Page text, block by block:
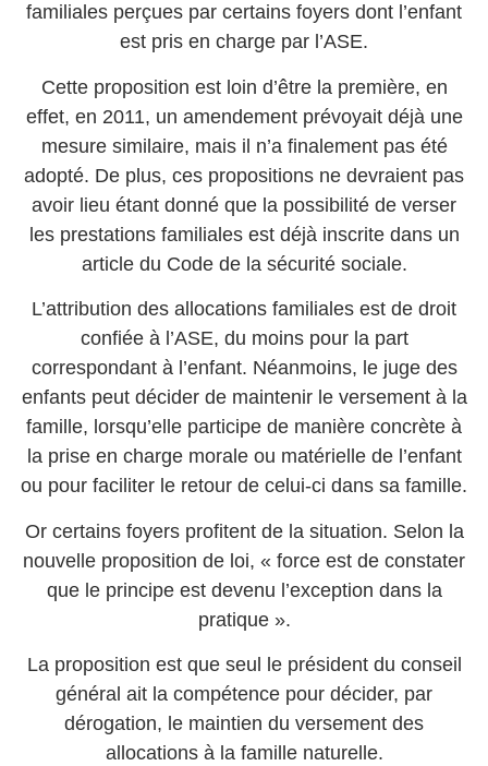
familiales perçues par certains foyers dont l’enfant
est pris en charge par l’ASE.
Cette proposition est loin d’être la première, en
effet, en 2011, un amendement prévoyait déjà une
mesure similaire, mais il n’a finalement pas été
adopté. De plus, ces propositions ne devraient pas
avoir lieu étant donné que la possibilité de verser
les prestations familiales est déjà inscrite dans un
article du Code de la sécurité sociale.
L’attribution des allocations familiales est de droit
confiée à l’ASE, du moins pour la part
correspondant à l’enfant. Néanmoins, le juge des
enfants peut décider de maintenir le versement à la
famille, lorsqu’elle participe de manière concrète à
la prise en charge morale ou matérielle de l’enfant
ou pour faciliter le retour de celui-ci dans sa famille.
Or certains foyers profitent de la situation. Selon la
nouvelle proposition de loi, « force est de constater
que le principe est devenu l’exception dans la
pratique ».
La proposition est que seul le président du conseil
général ait la compétence pour décider, par
dérogation, le maintien du versement des
allocations à la famille naturelle.